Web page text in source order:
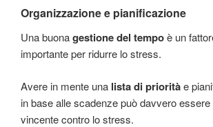
Organizzazione e pianificazione
Una buonagestione del tempoè un
importante per ridurre lo stress.
Avere in mente una lista di prioritàe
in base alle scadenze può davvero
vincente contro lo stress.